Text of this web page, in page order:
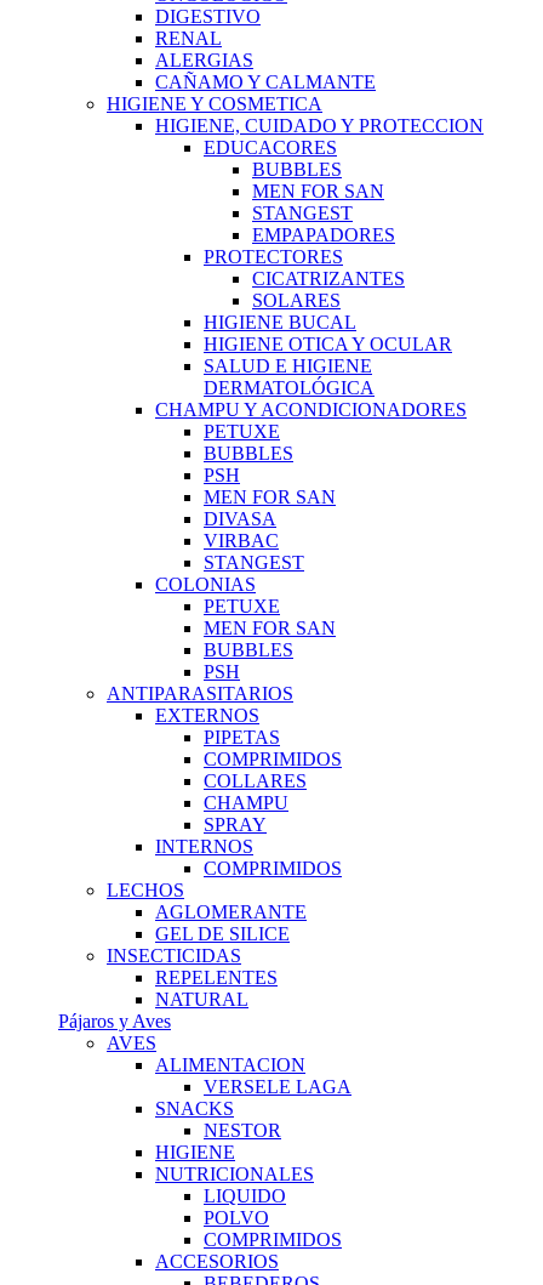
DIGESTIVO
RENAL
ALERGIAS
CAÑAMO Y CALMANTE
HIGIENE Y COSMETICA
HIGIENE, CUIDADO Y PROTECCION
EDUCACORES
BUBBLES
MEN FOR SAN
STANGEST
EMPAPADORES
PROTECTORES
CICATRIZANTES
SOLARES
HIGIENE BUCAL
HIGIENE OTICA Y OCULAR
SALUD E HIGIENE
DERMATOLÓGICA
CHAMPU Y ACONDICIONADORES
PETUXE
BUBBLES
PSH
MEN FOR SAN
DIVASA
VIRBAC
STANGEST
COLONIAS
PETUXE
MEN FOR SAN
BUBBLES
PSH
ANTIPARASITARIOS
EXTERNOS
PIPETAS
COMPRIMIDOS
COLLARES
CHAMPU
SPRAY
INTERNOS
COMPRIMIDOS
LECHOS
AGLOMERANTE
GEL DE SILICE
INSECTICIDAS
REPELENTES
NATURAL
Pájaros y Aves
AVES
ALIMENTACION
VERSELE LAGA
SNACKS
NESTOR
HIGIENE
NUTRICIONALES
LIQUIDO
POLVO
COMPRIMIDOS
ACCESORIOS